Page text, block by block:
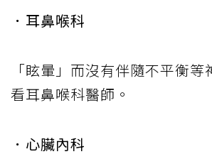
．耳鼻喉科
「眩暈」而沒有伴隨不平衡等
看耳鼻喉科醫師。
．心臟內科